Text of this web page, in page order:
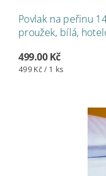
Povlak na peřinu
proužek, bílá,
499.00 Kč
499 Kč / 1 ks